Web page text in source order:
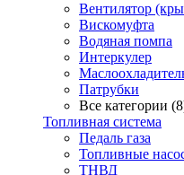
Вентилятор
Вискомуфта
Водяная помпа
Интеркулер
Патрубки
Все категории
Топливная система
Педаль газа
Топливные
ТНВД